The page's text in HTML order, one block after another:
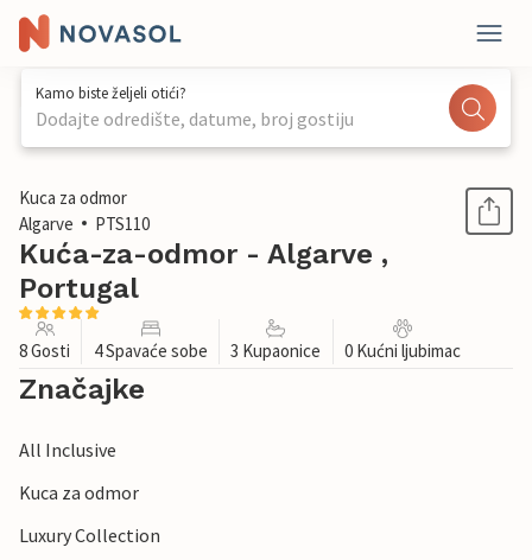
Kamo biste željeli otići?
Dodajte odredište, datume, broj gostiju
1 / 29
Kuca za odmor
Algarve
PTS110
Kuća-za-odmor - Algarve ,
Portugal
8 Gosti 4 Spavaće sobe 3 Kupaonice 0 Kućni ljubimac
Značajke
All Inclusive
Kuca za odmor
Luxury Collection